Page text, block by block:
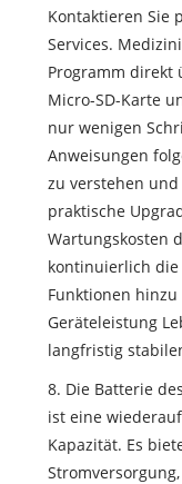
Kontaktieren Sie
Services.
Programm direkt
Micro-SD-Karte
nur wenigen
Anweisungen
zu verstehen
praktische
Wartungskosten
kontinuierlich
Funktionen
Geräteleistung
langfristig
8. Die Batterie
ist eine
Kapazität. Es